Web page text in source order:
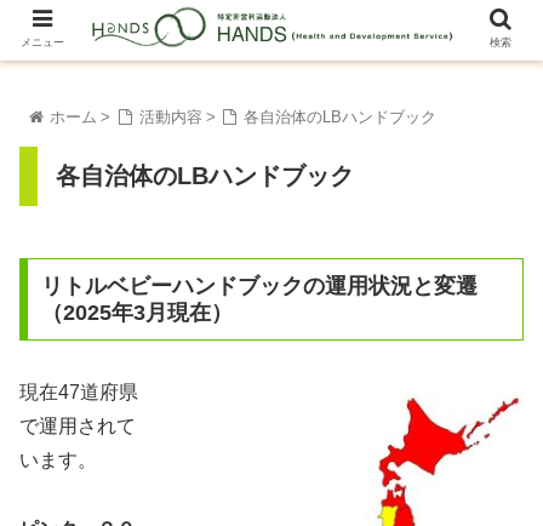
ホーム 活動内容 各自治体のLBハンドブック
各自治体のLBハンドブック
リトルベビーハンドブックの運用状況と変遷
（2025年3月現在）
現在47道府県
で運用されて
います。
メニュー 検索